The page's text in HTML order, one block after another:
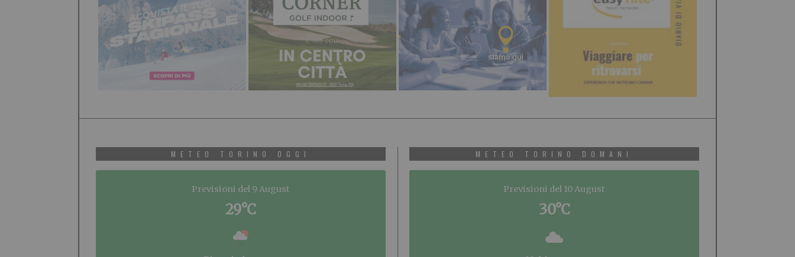
METEO TORINO OGGI
Previsioni del 9 August
29°C
METEO TORINO DOMANI
Previsioni del 10 August
30°C